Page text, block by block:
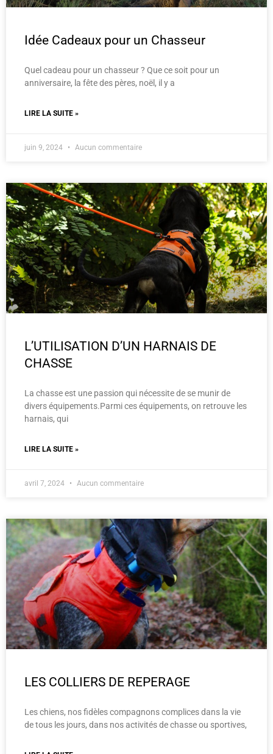
Idée Cadeaux pour un Chasseur
Quel cadeau pour un chasseur ? Que ce soit pour un
anniversaire, la fête des pères, noël, il y a
LIRE LA SUITE »
juin 9, 2024 Aucun commentaire
L’UTILISATION D’UN HARNAIS DE
CHASSE
La chasse est une passion qui nécessite de se munir de
divers équipements.Parmi ces équipements, on retrouve les
harnais, qui
LIRE LA SUITE »
avril 7, 2024 Aucun commentaire
LES COLLIERS DE REPERAGE
Les chiens, nos fidèles compagnons complices dans la vie
de tous les jours, dans nos activités de chasse ou sportives,